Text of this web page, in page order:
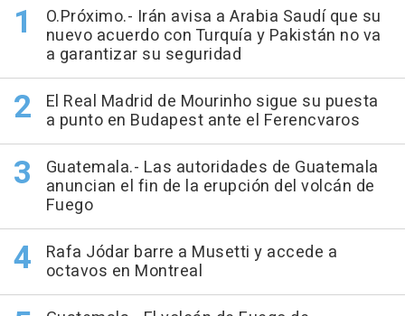
O.Próximo.- Irán avisa a Arabia Saudí que su
nuevo acuerdo con Turquía y Pakistán no va
a garantizar su seguridad
El Real Madrid de Mourinho sigue su puesta
a punto en Budapest ante el Ferencvaros
Guatemala.- Las autoridades de Guatemala
anuncian el fin de la erupción del volcán de
Fuego
Rafa Jódar barre a Musetti y accede a
octavos en Montreal